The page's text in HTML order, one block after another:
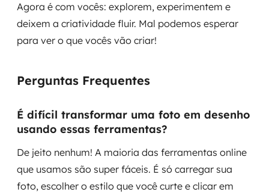
Agora é com vocês: explorem, experimentem e
deixem a criatividade fluir. Mal podemos esperar
para ver o que vocês vão criar!
Perguntas Frequentes
É difícil transformar uma foto em desenho
usando essas ferramentas?
De jeito nenhum! A maioria das ferramentas online
que usamos são super fáceis. É só carregar sua
foto, escolher o estilo que você curte e clicar em